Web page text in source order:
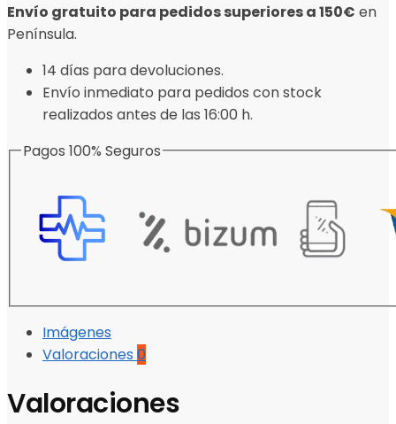
Envío gratuito para pedidos superiores a 150€ en
Península.
14 días para devoluciones.
Envío inmediato para pedidos con stock
realizados antes de las 16:00 h.
Pagos 100% Seguros
Imágenes
Valoraciones 0
Valoraciones